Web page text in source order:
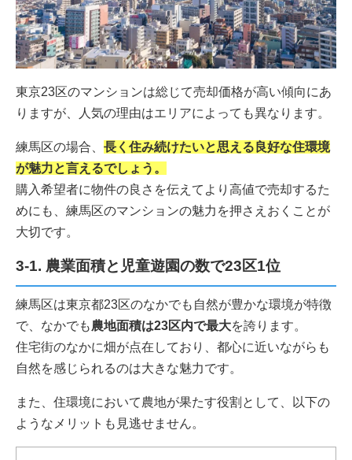
東京23区のマンションは総じて売却価格が高い傾向にあ
りますが、人気の理由はエリアによっても異なります。
練馬区の場合、 長く住み続けたいと思える良好な住環境
が魅力と言えるでしょう。
購入希望者に物件の良さを伝えてより高値で売却するた
めにも、練馬区のマンションの魅力を押さえおくことが
大切です。
3-1. 農業面積と児童遊園の数で23区1位
練馬区は東京都23区のなかでも自然が豊かな環境が特徴
で、なかでも農地面積は23区内で最大を誇ります。
住宅街のなかに畑が点在しており、都心に近いながらも
自然を感じられるのは大きな魅力です。
また、住環境において農地が果たす役割として、以下の
ようなメリットも見逃せません。